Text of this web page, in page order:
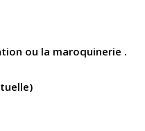
ou la maroquinerie .